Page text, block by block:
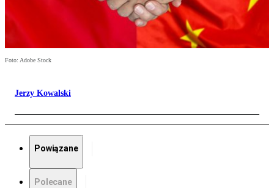
Foto: Adobe Stock
Jerzy Kowalski
Powiązane
Polecane